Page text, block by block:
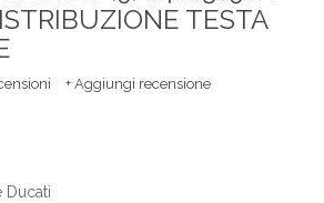
TESTA
+ Aggiungi recensione
Ducati